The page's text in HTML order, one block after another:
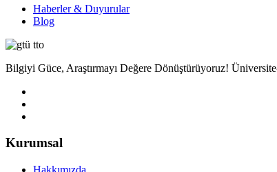
Haberler & Duyurular
Blog
Bilgiyi Güce, Araştırmayı Değere Dönüştürüyoruz!
Kurumsal
Hakkımızda